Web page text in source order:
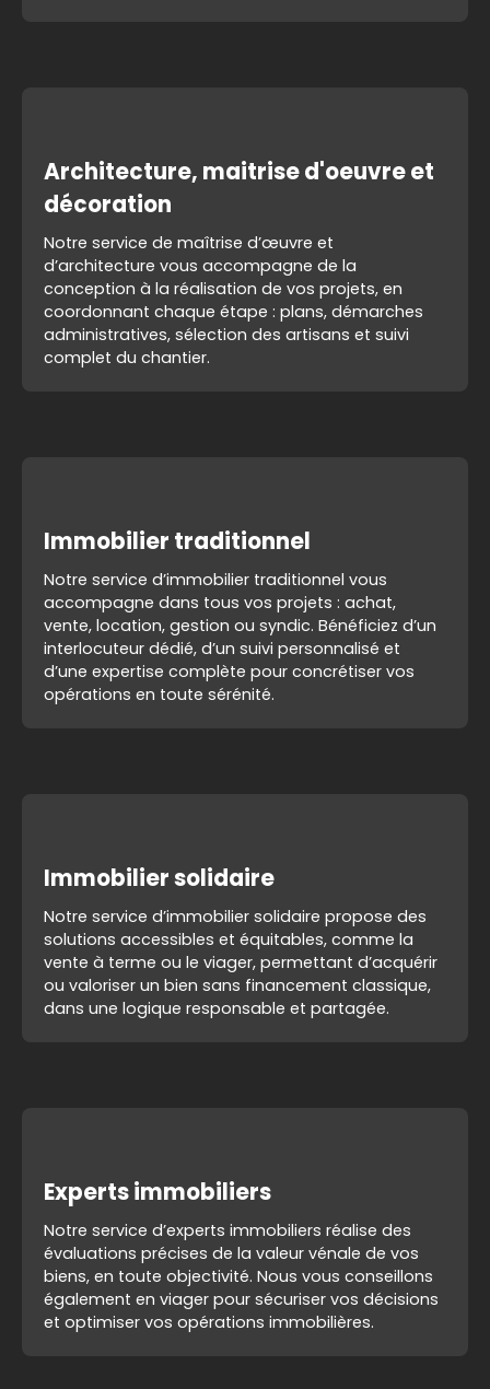
Architecture, maitrise d'oeuvre et
décoration
Notre service de maîtrise d’œuvre et
d’architecture vous accompagne de la
conception à la réalisation de vos projets, en
coordonnant chaque étape : plans, démarches
administratives, sélection des artisans et suivi
complet du chantier.
Immobilier traditionnel
Notre service d’immobilier traditionnel vous
accompagne dans tous vos projets : achat,
vente, location, gestion ou syndic. Bénéficiez d’un
interlocuteur dédié, d’un suivi personnalisé et
d’une expertise complète pour concrétiser vos
opérations en toute sérénité.
Immobilier solidaire
Notre service d’immobilier solidaire propose des
solutions accessibles et équitables, comme la
vente à terme ou le viager, permettant d’acquérir
ou valoriser un bien sans financement classique,
dans une logique responsable et partagée.
Experts immobiliers
Notre service d’experts immobiliers réalise des
évaluations précises de la valeur vénale de vos
biens, en toute objectivité. Nous vous conseillons
également en viager pour sécuriser vos décisions
et optimiser vos opérations immobilières.